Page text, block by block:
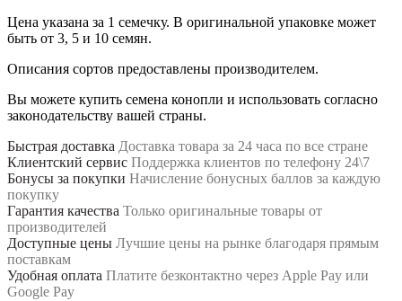
Цена указана за 1 семечку. В оригинальной упаковке может
быть от 3, 5 и 10 семян.
Описания сортов предоставлены производителем.
Вы можете купить семена конопли и использовать согласно
законодательству вашей страны.
Быстрая доставка Доставка товара за 24 часа по все стране
Клиентский сервис Поддержка клиентов по телефону 24\7
Бонусы за покупки Начисление бонусных баллов за каждую
покупку
Гарантия качества Только оригинальные товары от
производителей
Доступные цены Лучшие цены на рынке благодаря прямым
поставкам
Удобная оплата Платите безконтактно через Apple Pay или
Google Pay